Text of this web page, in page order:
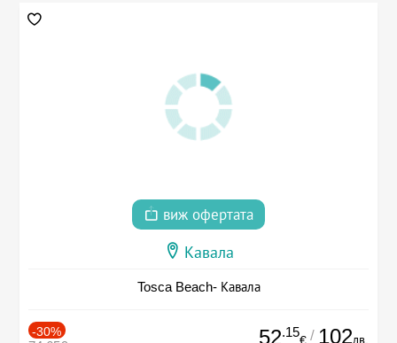
виж офертата
Кавала
Tosca Beach- Кавала
-30% 52.15 / 102лв.